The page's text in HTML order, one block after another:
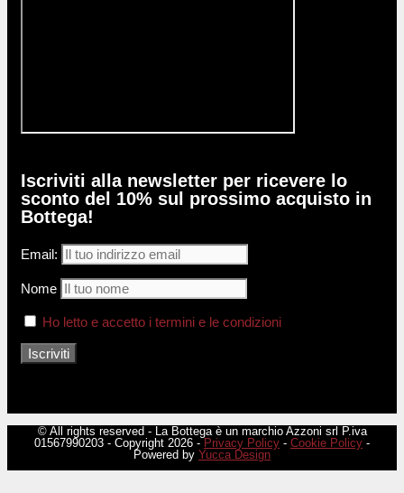
Iscriviti alla newsletter per ricevere lo
sconto del 10% sul prossimo acquisto in
Bottega!
Email:
Nome
Ho letto e accetto i termini e le condizioni
© All rights reserved - La Bottega è un marchio Azzoni srl P.iva
01567990203 - Copyright 2026 - Privacy Policy - Cookie Policy -
Powered by Yucca Design